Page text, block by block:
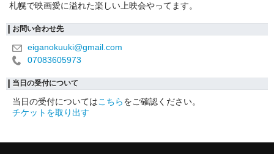
札幌で映画愛に溢れた楽しい上映会やってます。
お問い合わせ先
eiganokuuki@gmail.com
07083605973
当日の受付について
当日の受付についてはこちらをご確認ください。
チケットを取り出す